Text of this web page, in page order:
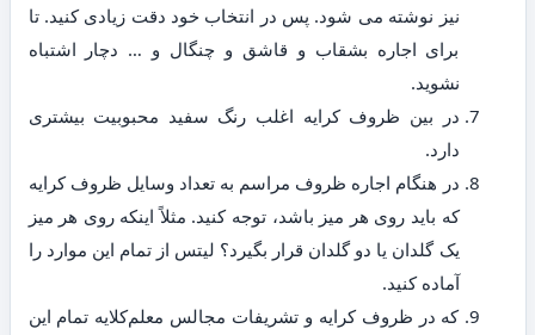
نیز نوشته می شود. پس در انتخاب خود دقت زیادی کنید. تا
برای اجاره بشقاب و قاشق و چنگال و … دچار اشتباه
نشوید.
در بین ظروف کرایه اغلب رنگ سفید محبوبیت بیشتری
دارد.
در هنگام اجاره ظروف مراسم به تعداد وسایل ظروف کرایه
که باید روی هر میز باشد، توجه کنید. مثلاً اینکه روی هر میز
یک گلدان یا دو گلدان قرار بگیرد؟ لیتس از تمام این موارد را
آماده کنید.
که در ظروف کرایه و تشریفات مجالس معلم‌کلایه تمام این